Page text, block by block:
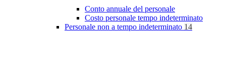
Conto annuale del personale
Costo personale tempo indeterminato
Personale non a tempo indeterminato 14